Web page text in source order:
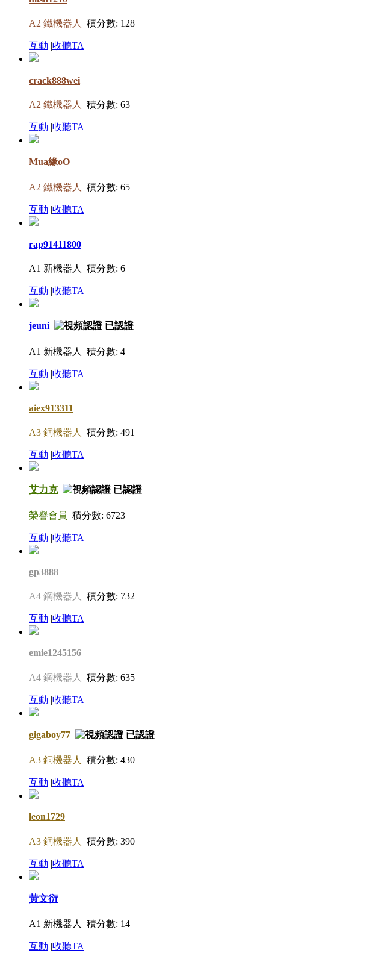
A2 鐵機器人 積分數: 128
互動 |收聽TA
crack888wei
A2 鐵機器人 積分數: 63
互動 |收聽TA
Mua緣oO
A2 鐵機器人 積分數: 65
互動 收聽TA
rap91411800
A1 新機器人 積分數: 6
互動 |收聽TA
jeuni
A1 新機器人 積分數: 4
互動 |收聽TA
aiex913311
A3 銅機器人 積分數: 491
互動 |收聽TA
艾力克
榮譽會員 積分數: 6723
互動 |收聽TA
gp3888
A4 鋼機器人 積分數: 732
互動 |收聽TA
emie1245156
A4 鋼機器人 積分數: 635
互動 |收聽TA
gigaboy77
A3 銅機器人 積分數: 430
互動 |收聽TA
leon1729
A3 銅機器人 積分數: 390
互動 |收聽TA
黃文衍
A1 新機器人 積分數: 14
互動 |收聽TA